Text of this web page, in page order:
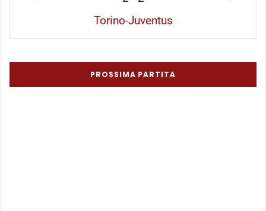
Torino-Juventus
PROSSIMA PARTITA